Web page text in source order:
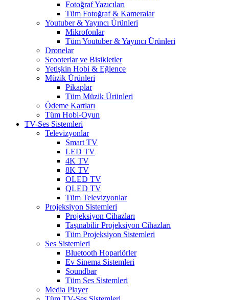
Fotoğraf Yazıcıları
Tüm Fotoğraf & Kameralar
Youtuber & Yayıncı Ürünleri
Mikrofonlar
Tüm Youtuber & Yayıncı Ürünleri
Dronelar
Scooterlar ve Bisikletler
Yetişkin Hobi & Eğlence
Müzik Ürünleri
Pikaplar
Tüm Müzik Ürünleri
Ödeme Kartları
Tüm Hobi-Oyun
TV-Ses Sistemleri
Televizyonlar
Smart TV
LED TV
4K TV
8K TV
OLED TV
QLED TV
Tüm Televizyonlar
Projeksiyon Sistemleri
Projeksiyon Cihazları
Taşınabilir Projeksiyon Cihazları
Tüm Projeksiyon Sistemleri
Ses Sistemleri
Bluetooth Hoparlörler
Ev Sinema Sistemleri
Soundbar
Tüm Ses Sistemleri
Media Player